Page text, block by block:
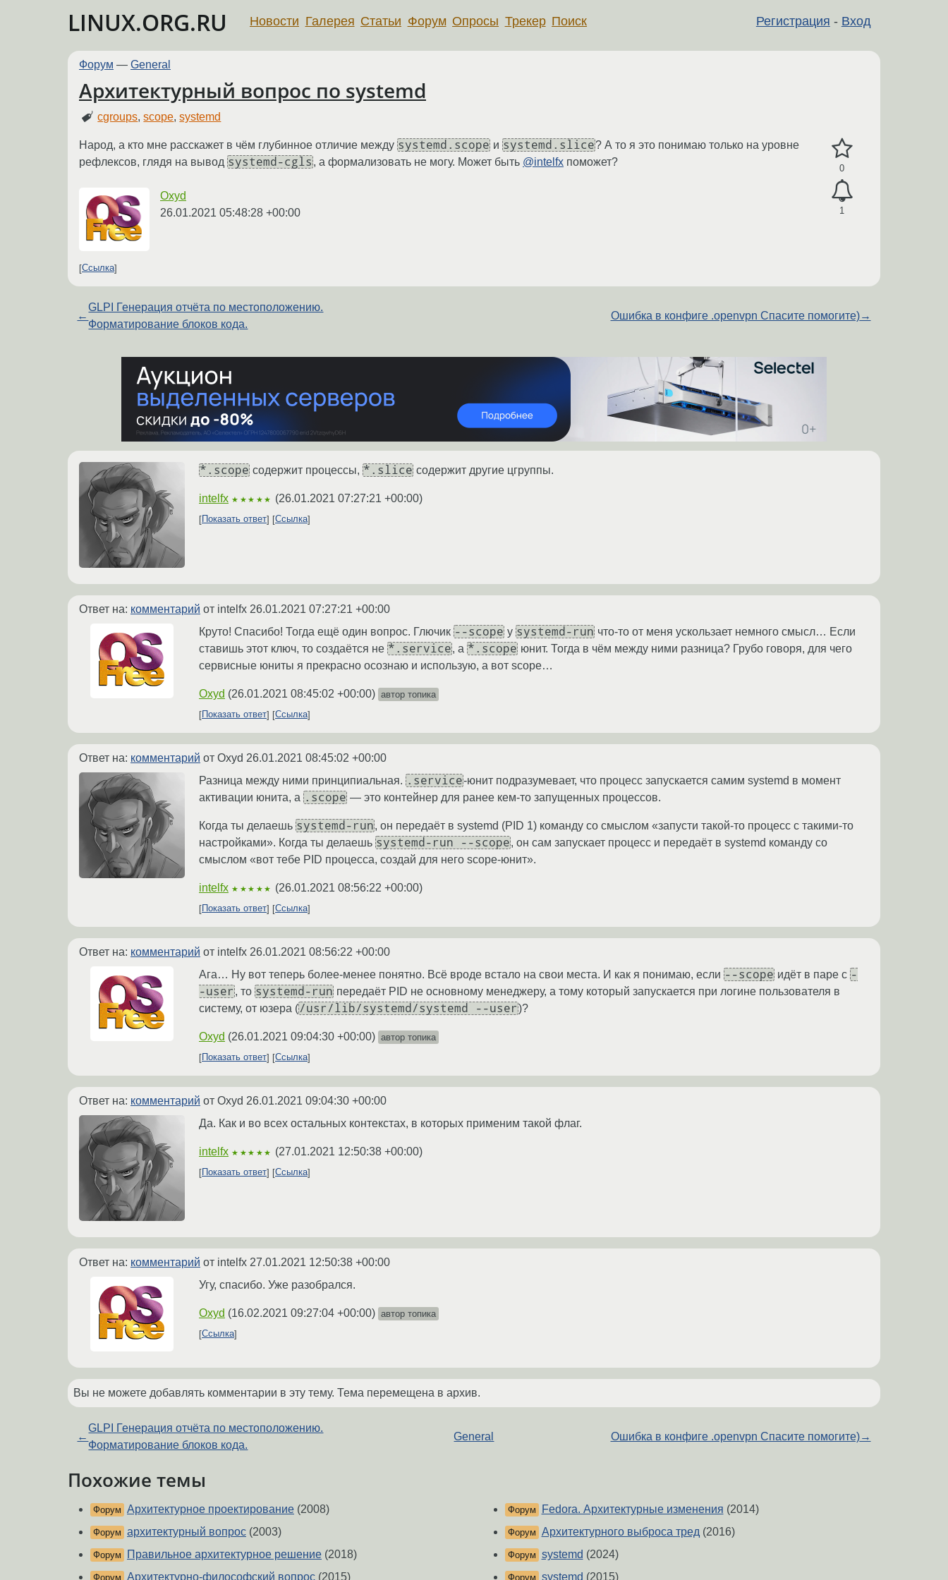
LINUX.ORG.RU Регистрация - Вход
Новости Галерея Статьи Форум Опросы Трекер Поиск
Форум — General
Архитектурный вопрос по systemd
cgroups,scope,systemd
0
1
Народ, а кто мне расскажет в чём глубинное отличие между systemd.scope и systemd.slice? А то я это понимаю только на уровне
рефлексов, глядя на вывод systemd-cgls , а формализовать не могу. Может быть @intelfx поможет?
Oxyd
26.01.2021 05:48:28 +00:00
Ссылка
←
GLPI Генерация отчёта по местоположению.
Форматирование блоков кода.
Ошибка в конфиге .openvpn Спасите помогите)→
*.scope содержит процессы, *.slice содержит другие цгруппы.
intelfx ★★★★★ (26.01.2021 07:27:21 +00:00)
Показать ответ Ссылка
Ответ на: комментарий от intelfx 26.01.2021 07:27:21 +00:00
Круто! Спасибо! Тогда ещё один вопрос. Глючик --scope у systemd-run что-то от меня ускользает немного смысл… Если
ставишь этот ключ, то создаётся не *.service, а *.scope юнит. Тогда в чём между ними разница? Грубо говоря, для чего
сервисные юниты я прекрасно осознаю и использую, а вот scope…
Oxyd (26.01.2021 08:45:02 +00:00) автор топика
Показать ответ
Ссылка
Ответ на: комментарий от Oxyd 26.01.2021 08:45:02 +00:00
Разница между ними принципиальная. .service-юнит подразумевает, что процесс запускается самим systemd в момент
активации юнита, а .scope — это контейнер для ранее кем-то запущенных процессов.
Когда ты делаешь systemd-run, он передаёт в systemd (PID 1) команду со смыслом «запусти такой-то процесс с такими-то
настройками». Когда ты делаешь systemd-run --scope, он сам запускает процесс и передаёт в systemd команду со
смыслом «вот тебе PID процесса, создай для него scope-юнит».
intelfx ★★★★★ (26.01.2021 08:56:22 +00:00)
Показать ответ Ссылка
Ответ на: комментарий от intelfx 26.01.2021 08:56:22 +00:00
Ага… Ну вот теперь более-менее понятно. Всё вроде встало на свои места. И как я понимаю, если --scope идёт в паре с -
-user , то systemd-run передаёт PID не основному менеджеру, а тому который запускается при логине пользователя в
систему, от юзера (/usr/lib/systemd/systemd --user)?
Oxyd (26.01.2021 09:04:30 +00:00) автор топика
Показать ответ
Ссылка
Ответ на: комментарий от Oxyd 26.01.2021 09:04:30 +00:00
Да. Как и во всех остальных контекстах, в которых применим такой флаг.
intelfx ★★★★★ (27.01.2021 12:50:38 +00:00)
Показать ответ Ссылка
Ответ на: комментарий от intelfx 27.01.2021 12:50:38 +00:00
Угу, спасибо. Уже разобрался.
Oxyd (16.02.2021 09:27:04 +00:00) автор топика
Ссылка
Вы не можете добавлять комментарии в эту тему. Тема перемещена в архив.
←
GLPI Генерация отчёта по местоположению.
Форматирование блоков кода.
General Ошибка в конфиге .openvpn Спасите помогите)→
Похожие темы
Форум Архитектурное проектирование (2008)
Форум архитектурный вопрос (2003)
Форум Правильное архитектурное решение (2018)
Форум Архитектурно-философский вопрос (2015)
Форум Fedora. Архитектурные изменения (2014)
Форум Архитектурного выброса тред (2016)
Форум systemd (2024)
Форум systemd (2015)